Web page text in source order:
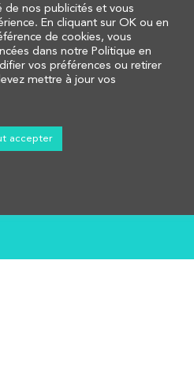
www.campus-
www.promotrans.fr
Groupe Promotrans
55, rue Raspail
nos publicités et vous
En cliquant sur OK ou en
de cookies, vous
dans notre Politique en
vos préférences ou retirer
mettre à jour vos
accepter